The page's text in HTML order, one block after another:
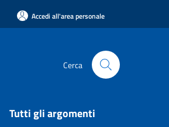
Accedi all'area personale
Cerca
Tutti gli argomenti